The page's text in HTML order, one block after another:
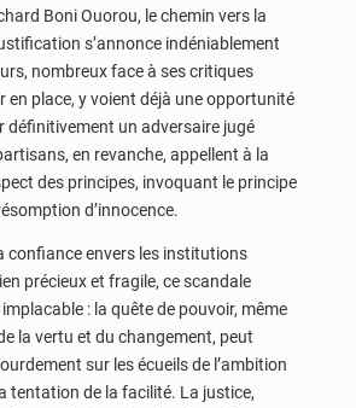
Boni Ouorou, le chemin vers la
s’annonce indéniablement
nombreux face à ses critiques
en place, y voient déjà une opportunité
définitivement un adversaire jugé
en revanche, appellent à la
des principes, invoquant le principe
d’innocence.
confiance envers les institutions
précieux et fragile, ce scandale
: la quête de pouvoir, même
la vertu et du changement, peut
sur les écueils de l’ambition
tentation de la facilité. La justice,